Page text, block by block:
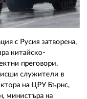
с Русия затворена,
китайско-
преговори.
служители в
на ЦРУ Бърнс,
министъра на